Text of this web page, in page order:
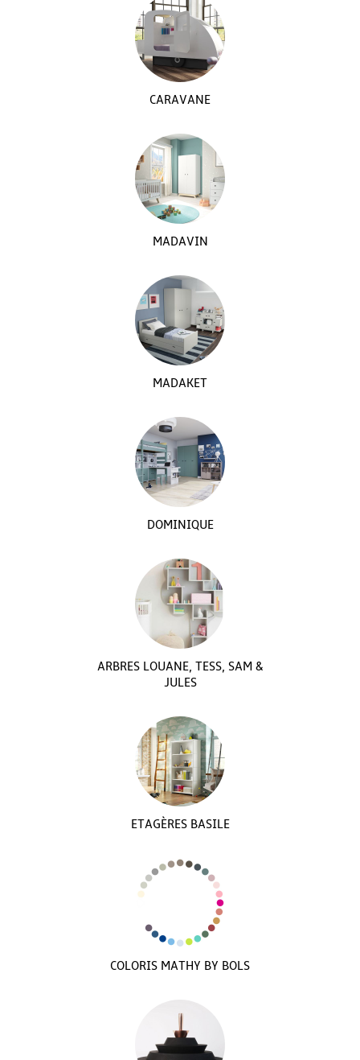
CARAVANE
MADAVIN
MADAKET
DOMINIQUE
ARBRES LOUANE, TESS, SAM &
JULES
ETAGÈRES BASILE
COLORIS MATHY BY BOLS